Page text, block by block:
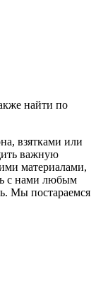
найти по
взятками или
важную
материалами,
с нами любым
Мы постараемся